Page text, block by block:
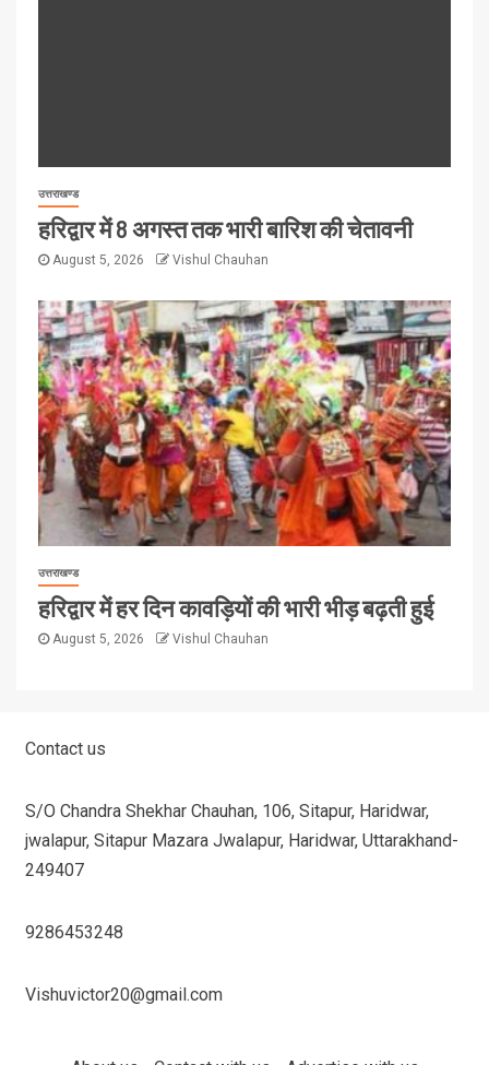
उत्तराखण्ड
हरिद्वार में 8 अगस्त तक भारी बारिश की चेतावनी
August 5, 2026 Vishul Chauhan
उत्तराखण्ड
हरिद्वार में हर दिन कावड़ियों की भारी भीड़ बढ़ती हुई
August 5, 2026 Vishul Chauhan
Contact us
S/O Chandra Shekhar Chauhan, 106, Sitapur, Haridwar,
jwalapur, Sitapur Mazara Jwalapur, Haridwar, Uttarakhand-
249407
9286453248
Vishuvictor20@gmail.com